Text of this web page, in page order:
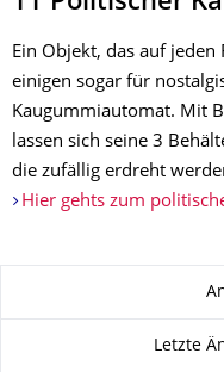
Ein Objekt, das auf
einigen sogar für
Kaugummiautomat. Mit
lassen sich seine 3
die zufällig erdreht
Hier gehts zum
Letzte